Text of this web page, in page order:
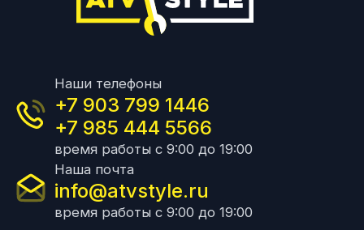
Наши телефоны
+7 903 799 1446
+7 985 444 5566
время работы с 9:00 до 19:00
Наша почта
info@atvstyle.ru
время работы с 9:00 до 19:00